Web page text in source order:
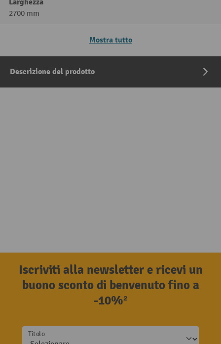
Larghezza
2700 mm
Mostra tutto
Descrizione del prodotto
Iscriviti alla newsletter e ricevi un
buono sconto di benvenuto fino a
-10%²
Titolo